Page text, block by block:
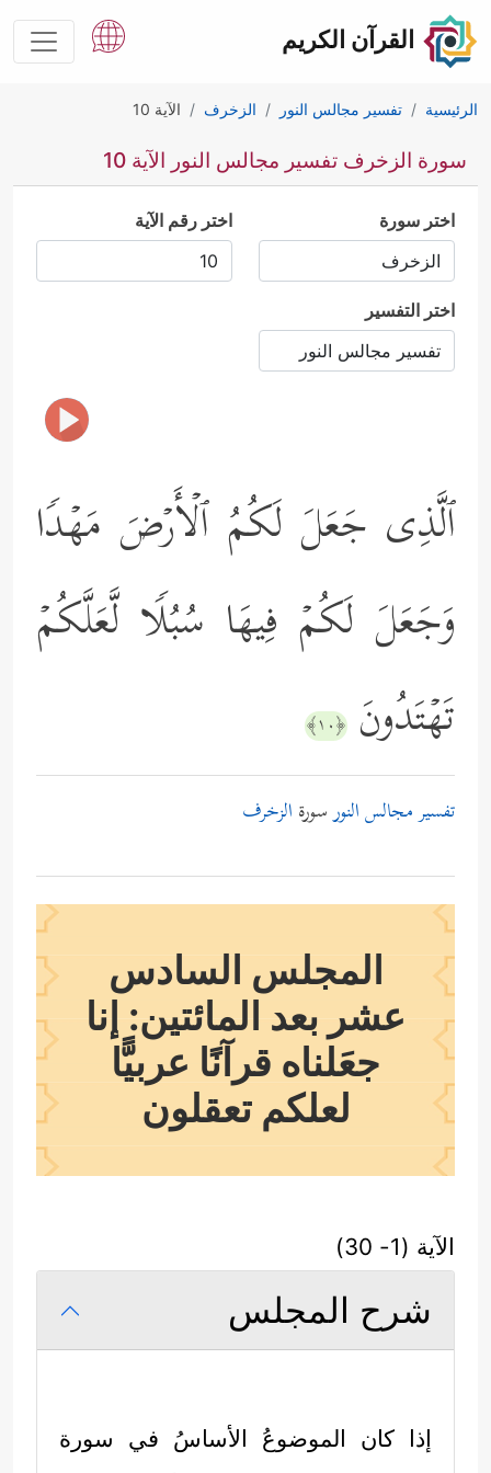
القرآن الكريم
الرئيسية تفسير مجالس النور الزخرف الآية 10
سورة الزخرف تفسير مجالس النور الآية 10
اختر سورة اختر رقم الآية
اختر التفسير
ٱلَّذِی جَعَلَ لَكُمُ ٱلۡأَرۡضَ مَهۡدࣰا
وَجَعَلَ لَكُمۡ فِیهَا سُبُلࣰا لَّعَلَّكُمۡ
تَهۡتَدُونَ ﴿١٠﴾
تفسير مجالس النورسورة الزخرف
المجلس السادس
عشر بعد المائتين: إنا
جعَلناه قرآنًا عربيًّا
لعلكم تعقلون
الآية (1- 30)
شرح المجلس
إذا كان الموضوعُ الأساسُ في سورة